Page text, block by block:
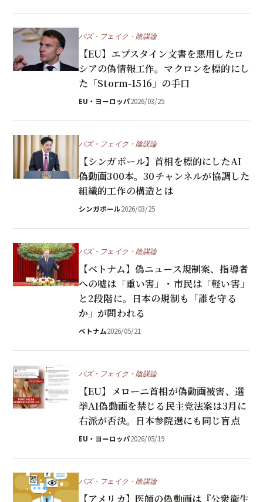
バズ・フェイク・陰謀論
【EU】エプスタイン文書を悪用したロ
シアの偽情報工作。マクロンを標的にし
た「Storm-1516」の手口
EU・ヨーロッパ2026/03/25
バズ・フェイク・陰謀論
【シンガポール】首相を標的にしたAI
偽動画300本。30チャンネルが協調した
組織的工作の構造とは
シンガポール2026/03/25
バズ・フェイク・陰謀論
【ベトナム】偽ニュース規制案、指導者
への嘘は「重い害」・市民は「軽い害」
と2段階に。日本の規制も「誰を守る
か」が問われる
ベトナム2026/05/21
バズ・フェイク・陰謀論
【EU】メローニ首相が偽動画被害、選
挙AI偽動画を禁じる民主党法案は3月に
右派が否決。日本参院選にも同じ盲点
EU・ヨーロッパ2026/05/19
バズ・フェイク・陰謀論
【アメリカ】医師の偽動画は『公衆衛生